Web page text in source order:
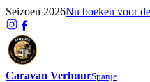
Seizoen 2026Nu boeken voor
Caravan VerhuurSpanje